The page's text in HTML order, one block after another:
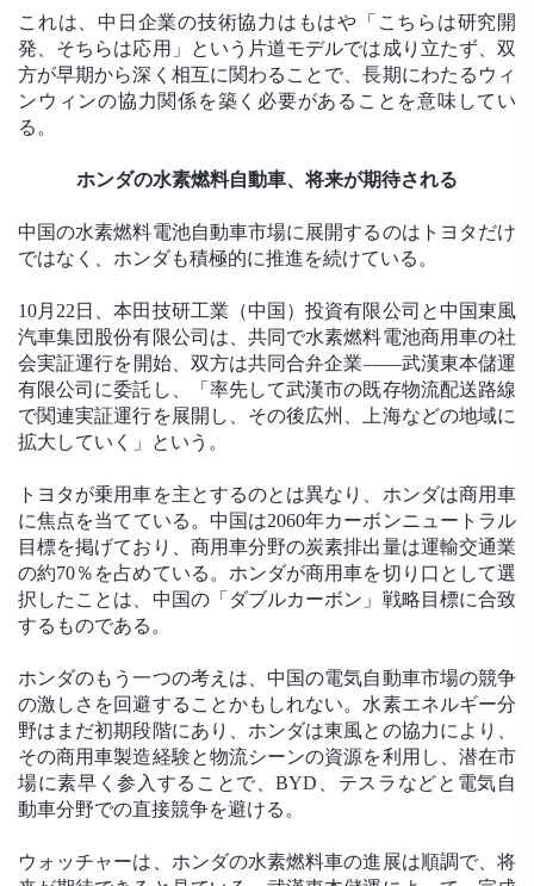
これは、中日企業の技術協力はもはや「こちらは研究開
発、そちらは応用」という片道モデルでは成り立たず、双
方が早期から深く相互に関わることで、長期にわたるウィ
ンウィンの協力関係を築く必要があることを意味してい
る。
ホンダの水素燃料自動車、将来が期待される
中国の水素燃料電池自動車市場に展開するのはトヨタだけ
ではなく、ホンダも積極的に推進を続けている。
10月22日、本田技研工業（中国）投資有限公司と中国東風
汽車集団股份有限公司は、共同で水素燃料電池商用車の社
会実証運行を開始、双方は共同合弁企業——武漢東本儲運
有限公司に委託し、「率先して武漢市の既存物流配送路線
で関連実証運行を展開し、その後広州、上海などの地域に
拡大していく」という。
トヨタが乗用車を主とするのとは異なり、ホンダは商用車
に焦点を当てている。中国は2060年カーボンニュートラル
目標を掲げており、商用車分野の炭素排出量は運輸交通業
の約70％を占めている。ホンダが商用車を切り口として選
択したことは、中国の「ダブルカーボン」戦略目標に合致
するものである。
ホンダのもう一つの考えは、中国の電気自動車市場の競争
の激しさを回避することかもしれない。水素エネルギー分
野はまだ初期段階にあり、ホンダは東風との協力により、
その商用車製造経験と物流シーンの資源を利用し、潜在市
場に素早く参入することで、BYD、テスラなどと電気自
動車分野での直接競争を避ける。
ウォッチャーは、ホンダの水素燃料車の進展は順調で、将